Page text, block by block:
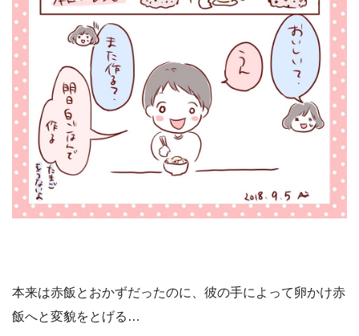
本来は赤飯とおかずだったのに、彼の手によって卵かけ赤
飯へと変貌をとげる…